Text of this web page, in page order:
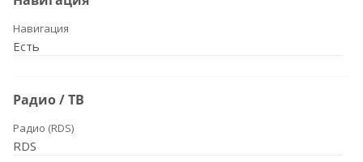
Навигация
Есть
Радио / ТВ
Радио (RDS)
RDS